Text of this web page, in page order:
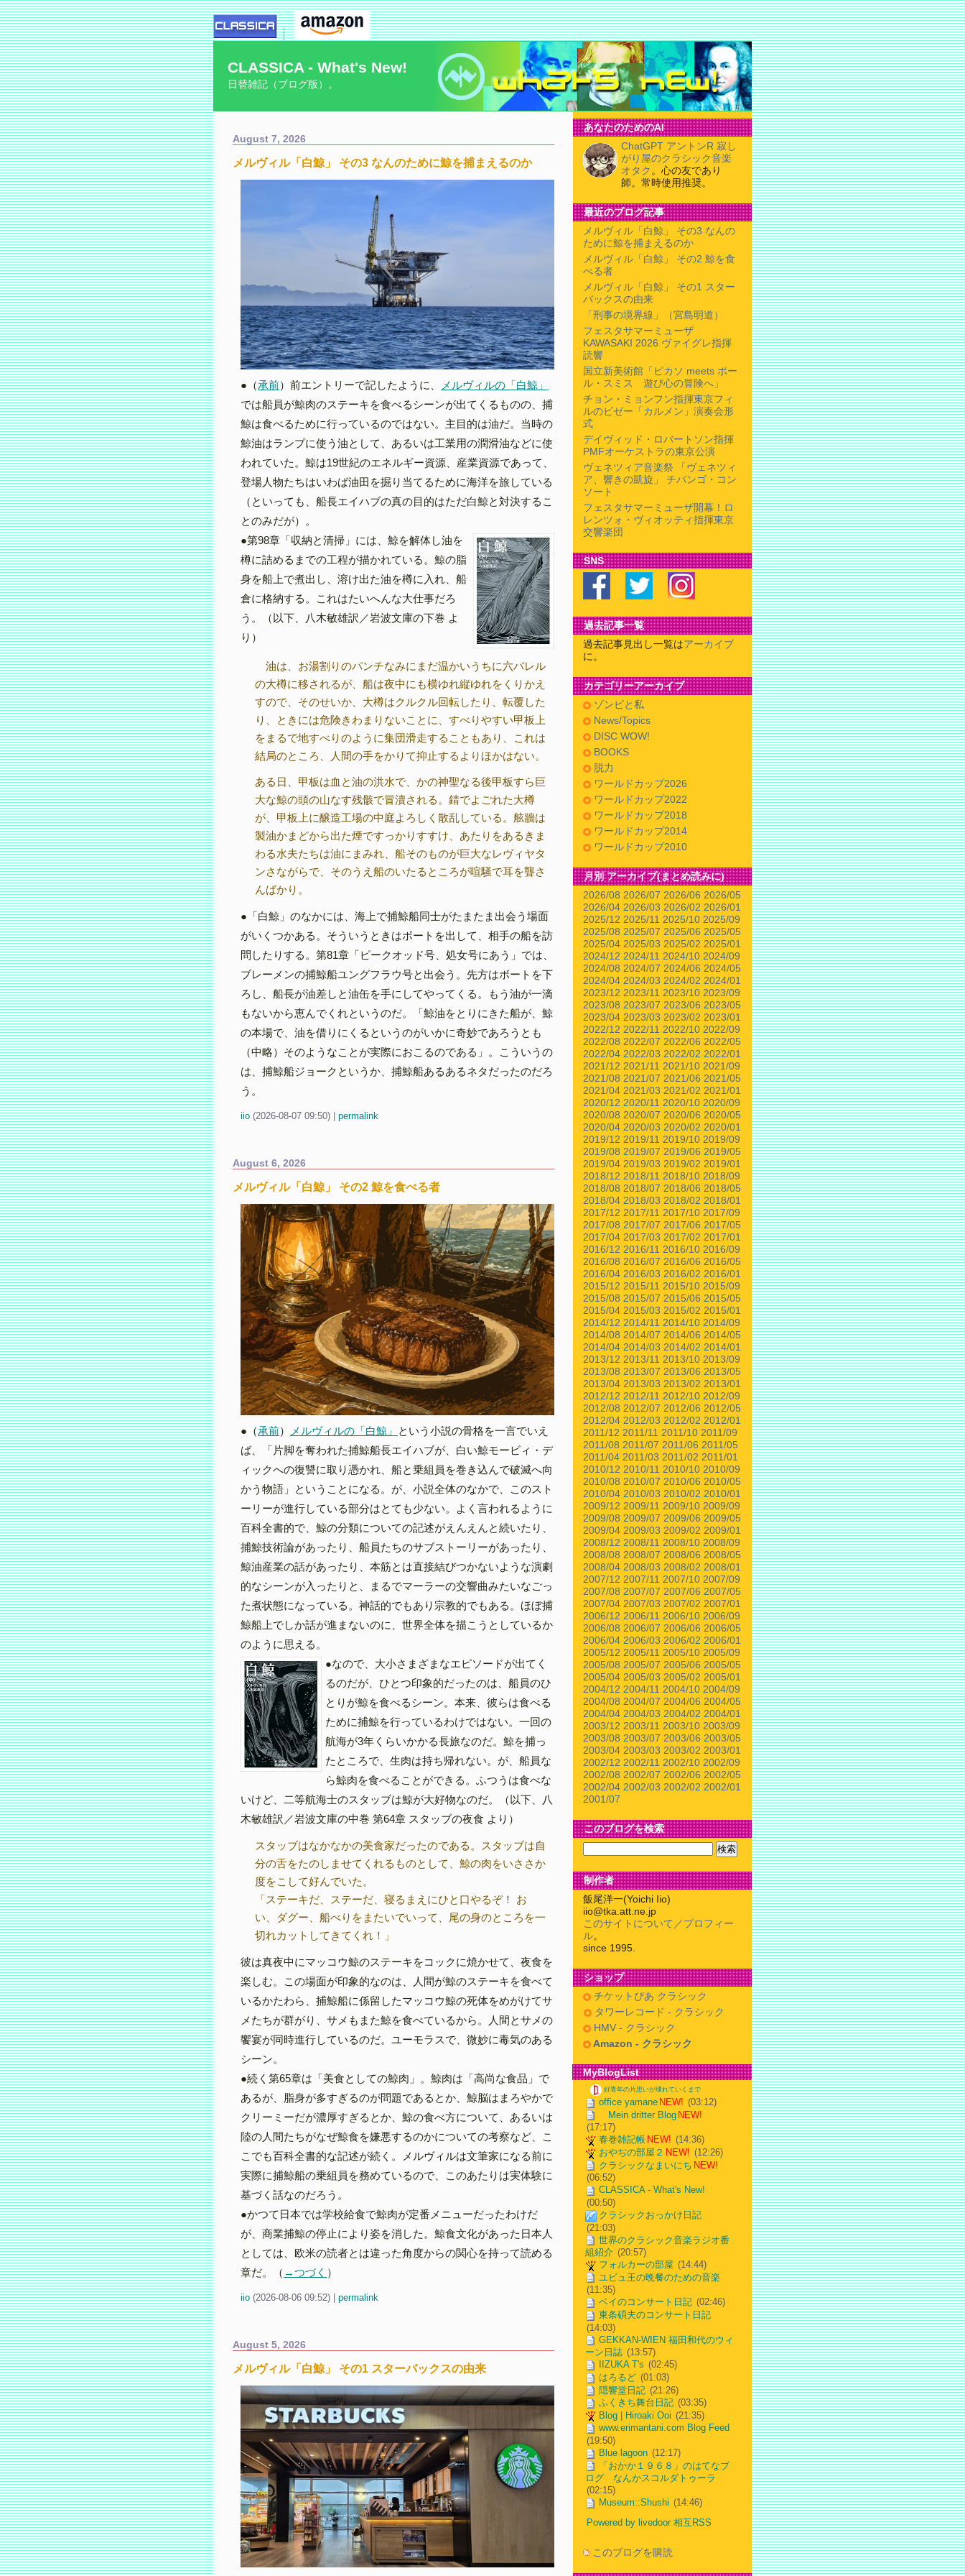
CLASSICA - What's New!
日替雑記（ブログ版）。
August 7, 2026
メルヴィル「白鯨」 その3 なんのために鯨を捕まえるのか
●（承前）前エントリーで記したように、
メルヴィルの「白鯨」
では船員が鯨肉のステーキを食べるシーンが出てくるものの、捕
鯨は食べるために行っているのではない。主目的は油だ。当時の
鯨油はランプに使う油として、あるいは工業用の潤滑油などに使
われていた。鯨は19世紀のエネルギー資源、産業資源であって、
登場人物たちはいわば油田を掘り当てるために海洋を旅している
（といっても、船長エイハブの真の目的はただ白鯨と対決するこ
とのみだが）。
●第98章「収納と清掃」には、鯨を解体し油を
樽に詰めるまでの工程が描かれている。鯨の脂
身を船上で煮出し、溶け出た油を樽に入れ、船
倉に格納する。これはたいへんな大仕事だろ
う。（以下、八木敏雄訳／岩波文庫の下巻 よ
り）
油は、お湯割りのパンチなみにまだ温かいうちに六バレル
の大樽に移されるが、船は夜中にも横ゆれ縦ゆれをくりかえ
すので、そのせいか、大樽はクルクル回転したり、転覆した
り、ときには危険きわまりないことに、すべりやすい甲板上
をまるで地すべりのように集団滑走することもあり、これは
結局のところ、人間の手をかりて抑止するよりほかはない。
ある日、甲板は血と油の洪水で、かの神聖なる後甲板すら巨
大な鯨の頭の山なす残骸で冒瀆される。錆でよごれた大樽
が、甲板上に醸造工場の中庭よろしく散乱している。舷牆は
製油かまどから出た煙ですっかりすすけ、あたりをあるきま
わる水夫たちは油にまみれ、船そのものが巨大なレヴィヤタ
ンさながらで、そのうえ船のいたるところが喧騒で耳を聾さ
んばかり。
●「白鯨」のなかには、海上で捕鯨船同士がたまたま出会う場面
がいくつかある。そういうときはボートを出して、相手の船を訪
問したりする。第81章「ピークオッド号、処女号にあう」では、
ブレーメンの捕鯨船ユングフラウ号と出会う。先方はボートを下
ろし、船長が油差しと油缶を手にしてやってくる。もう油が一滴
もないから恵んでくれというのだ。「鯨油をとりにきた船が、鯨
の本場で、油を借りにくるというのがいかに奇妙であろうとも
（中略）そのようなことが実際におこるのである」。こういうの
は、捕鯨船ジョークというか、捕鯨船あるあるネタだったのだろ
う。
iio (2026-08-07 09:50) permalink
August 6, 2026
メルヴィル「白鯨」 その2 鯨を食べる者
●（承前） メルヴィルの「白鯨」
という小説の骨格を一言でいえ
ば、「片脚を奪われた捕鯨船長エイハブが、白い鯨モービィ・デ
ィックへの復讐に取り憑かれ、船と乗組員を巻き込んで破滅へ向
かう物語」ということになる。が、小説全体のなかで、このスト
ーリーが進行している部分はとても少ない。よく言われるように
百科全書的で、鯨の分類についての記述がえんえんと続いたり、
捕鯨技術論があったり、船員たちのサブストーリーがあったり、
鯨油産業の話があったり、本筋とは直接結びつかないような演劇
的なシーンが入ったりと、まるでマーラーの交響曲みたいなごっ
た煮状態になっている。神話的でもあり宗教的でもある。ほぼ捕
鯨船上でしか話が進まないのに、世界全体を描こうとしているか
のように思える。
●なので、大小さまざまなエピソードが出てく
るのだが、ひとつ印象的だったのは、船員のひ
とりが鯨を食べるシーン。本来、彼らは食べる
ために捕鯨を行っているわけではない。一回の
航海が3年くらいかかる長旅なのだ。鯨を捕っ
たところで、生肉は持ち帰れない。が、船員な
ら鯨肉を食べることができる。ふつうは食べな
いけど、二等航海士のスタッブは鯨が大好物なのだ。（以下、八
木敏雄訳／岩波文庫の中巻 第64章 スタッブの夜食 より）
スタッブはなかなかの美食家だったのである。スタッブは自
分の舌をたのしませてくれるものとして、鯨の肉をいささか
度をこして好んでいた。
「ステーキだ、ステーだ、寝るまえにひと口やるぞ！ お
い、ダグー、船べりをまたいでいって、尾の身のところを一
切れカットしてきてくれ！」
彼は真夜中にマッコウ鯨のステーキをコックに焼かせて、夜食を
楽しむ。この場面が印象的なのは、人間が鯨のステーキを食べて
いるかたわら、捕鯨船に係留したマッコウ鯨の死体をめがけてサ
メたちが群がり、サメもまた鯨を食べているから。人間とサメの
饗宴が同時進行しているのだ。ユーモラスで、微妙に毒気のある
シーン。
●続く第65章は「美食としての鯨肉」。鯨肉は「高尚な食品」で
あるが、脂身が多すぎるのが問題であるとか、鯨脳はまろやかで
クリーミーだが濃厚すぎるとか、鯨の食べ方について、あるいは
陸の人間たちがなぜ鯨食を嫌悪するのかについての考察など、こ
こでも百科全書的な記述が続く。メルヴィルは文筆家になる前に
実際に捕鯨船の乗組員を務めているので、このあたりは実体験に
基づく話なのだろう。
●かつて日本では学校給食で鯨肉が定番メニューだったわけだ
が、商業捕鯨の停止により姿を消した。鯨食文化があった日本人
としては、欧米の読者とは違った角度からの関心を持って読める
章だ。（ →つづく ）
iio (2026-08-06 09:52) | permalink
August 5, 2026
メルヴィル「白鯨」 その1 スターバックスの由来
あなたのためのAI
ChatGPT アントンR 寂し
がり屋のクラシック音楽
オタク 。心の友であり
師。常時使用推奨。
最近のブログ記事
メルヴィル「白鯨」 その3 なんの
ために鯨を捕まえるのか
メルヴィル「白鯨」 その2 鯨を食
べる者
メルヴィル「白鯨」 その1 スター
バックスの由来
「刑事の境界線」（宮島明道）
フェスタサマーミューザ
KAWASAKI 2026 ヴァイグレ指揮
読響
国立新美術館「ピカソ meets ポー
ル・スミス 遊び心の冒険へ」
チョン・ミョンフン指揮東京フィ
ルのビゼー「カルメン」演奏会形
式
デイヴィッド・ロバートソン指揮
PMFオーケストラの東京公演
ヴェネツィア音楽祭 「ヴェネツィ
ア、響きの凱旋」 チパンゴ・コン
ソート
フェスタサマーミューザ開幕！ロ
レンツォ・ヴィオッティ指揮東京
交響楽団
SNS
過去記事一覧
過去記事見出し一覧はアーカイブ
に。
カテゴリーアーカイブ
ゾンビと私
News/Topics
DISC WOW!
BOOKS
脱力
ワールドカップ2026
ワールドカップ2022
ワールドカップ2018
ワールドカップ2014
ワールドカップ2010
月別 アーカイブ(まとめ読みに)
2026/08 2026/07 2026/06 2026/05
2026/04 2026/03 2026/02 2026/01
2025/12 2025/11 2025/10 2025/09
2025/08 2025/07 2025/06 2025/05
2025/04 2025/03 2025/02 2025/01
2024/12 2024/11 2024/10 2024/09
2024/08 2024/07 2024/06 2024/05
2024/04 2024/03 2024/02 2024/01
2023/12 2023/11 2023/10 2023/09
2023/08 2023/07 2023/06 2023/05
2023/04 2023/03 2023/02 2023/01
2022/12 2022/11 2022/10 2022/09
2022/08 2022/07 2022/06 2022/05
2022/04 2022/03 2022/02 2022/01
2021/12 2021/11 2021/10 2021/09
2021/08 2021/07 2021/06 2021/05
2021/04 2021/03 2021/02 2021/01
2020/12 2020/11 2020/10 2020/09
2020/08 2020/07 2020/06 2020/05
2020/04 2020/03 2020/02 2020/01
2019/12 2019/11 2019/10 2019/09
2019/08 2019/07 2019/06 2019/05
2019/04 2019/03 2019/02 2019/01
2018/12 2018/11 2018/10 2018/09
2018/08 2018/07 2018/06 2018/05
2018/04 2018/03 2018/02 2018/01
2017/12 2017/11 2017/10 2017/09
2017/08 2017/07 2017/06 2017/05
2017/04 2017/03 2017/02 2017/01
2016/12 2016/11 2016/10 2016/09
2016/08 2016/07 2016/06 2016/05
2016/04 2016/03 2016/02 2016/01
2015/12 2015/11 2015/10 2015/09
2015/08 2015/07 2015/06 2015/05
2015/04 2015/03 2015/02 2015/01
2014/12 2014/11 2014/10 2014/09
2014/08 2014/07 2014/06 2014/05
2014/04 2014/03 2014/02 2014/01
2013/12 2013/11 2013/10 2013/09
2013/08 2013/07 2013/06 2013/05
2013/04 2013/03 2013/02 2013/01
2012/12 2012/11 2012/10 2012/09
2012/08 2012/07 2012/06 2012/05
2012/04 2012/03 2012/02 2012/01
2011/12 2011/11 2011/10 2011/09
2011/08 2011/07 2011/06 2011/05
2011/04 2011/03 2011/02 2011/01
2010/12 2010/11 2010/10 2010/09
2010/08 2010/07 2010/06 2010/05
2010/04 2010/03 2010/02 2010/01
2009/12 2009/11 2009/10 2009/09
2009/08 2009/07 2009/06 2009/05
2009/04 2009/03 2009/02 2009/01
2008/12 2008/11 2008/10 2008/09
2008/08 2008/07 2008/06 2008/05
2008/04 2008/03 2008/02 2008/01
2007/12 2007/11 2007/10 2007/09
2007/08 2007/07 2007/06 2007/05
2007/04 2007/03 2007/02 2007/01
2006/12 2006/11 2006/10 2006/09
2006/08 2006/07 2006/06 2006/05
2006/04 2006/03 2006/02 2006/01
2005/12 2005/11 2005/10 2005/09
2005/08 2005/07 2005/06 2005/05
2005/04 2005/03 2005/02 2005/01
2004/12 2004/11 2004/10 2004/09
2004/08 2004/07 2004/06 2004/05
2004/04 2004/03 2004/02 2004/01
2003/12 2003/11 2003/10 2003/09
2003/08 2003/07 2003/06 2003/05
2003/04 2003/03 2003/02 2003/01
2002/12 2002/11 2002/10 2002/09
2002/08 2002/07 2002/06 2002/05
2002/04 2002/03 2002/02 2002/01
2001/07
このブログを検索
制作者
飯尾洋一(Yoichi Iio)
iio@tka.att.ne.jp
このサイトについて／プロフィー
ル。
since 1995.
ショップ
チケットぴあ クラシック
タワーレコード - クラシック
HMV - クラシック
Amazon - クラシック
MyBlogList
好青年の片思いが壊れていくまで
office yamane NEW! (03:12)
Mein dritter Blog NEW!
(17:17)
春巻雑記帳 NEW! (14:36)
おやぢの部屋２ NEW! (12:26)
クラシックなまいにち NEW!
(06:52)
CLASSICA - What's New!
(00:50)
クラシックおっかけ日記
(21:03)
世界のクラシック音楽ラジオ番
組紹介 (20:57)
フォルカーの部屋 (14:44)
ユビュ王の晩餐のための音楽
(11:35)
ベイのコンサート日記 (02:46)
東条碩夫のコンサート日記
(14:03)
GEKKAN-WIEN 福田和代のウィ
ーン日誌 (13:57)
IIZUKA T's (02:45)
はろるど (01:03)
隠響堂日記 (21:26)
ふくきち舞台日記 (03:35)
Blog | Hiroaki Ooi (21:35)
www.erimantani.com Blog Feed
(19:50)
Blue lagoon (12:17)
「おかか１９６８」のはてなブ
ログ なんかスコルダトゥーラ
(02:15)
Museum::Shushi (14:46)
Powered by livedoor 相互RSS
このブログを購読